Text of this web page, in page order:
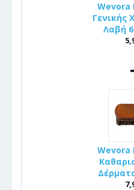
Wevora
Γενικής
Λαβή
Wevora